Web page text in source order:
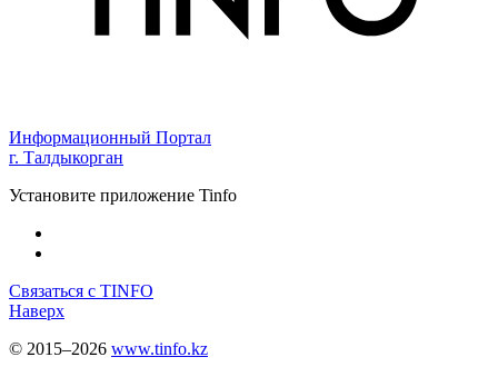
Информационный Портал
г. Талдыкорган
Установите приложение Tinfo
Связаться с TINFO
Наверх
© 2015–2026 www.tinfo.kz